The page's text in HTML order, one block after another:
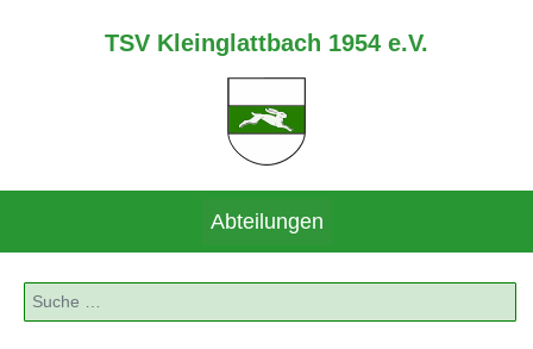
TSV Kleinglattbach 1954 e.V.
Abteilungen
Suchen